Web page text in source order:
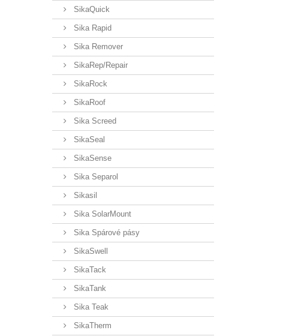
SikaQuick
Sika Rapid
Sika Remover
SikaRep/Repair
SikaRock
SikaRoof
Sika Screed
SikaSeal
SikaSense
Sika Separol
Sikasil
Sika SolarMount
Sika Spárové pásy
SikaSwell
SikaTack
SikaTank
Sika Teak
SikaTherm